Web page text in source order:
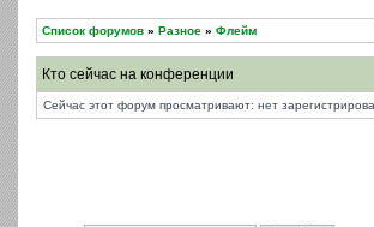
Список форумов » Разное » Флейм
Кто сейчас на конференции
Сейчас этот форум просматривают: нет